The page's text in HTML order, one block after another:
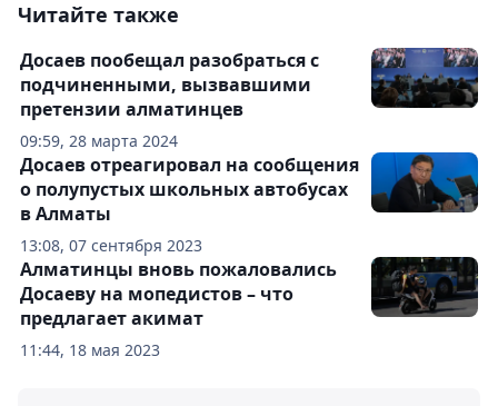
Читайте также
09:59, 28 марта 2024
Досаев пообещал разобраться с
подчиненными, вызвавшими
претензии алматинцев
13:08, 07 сентября 2023
Досаев отреагировал на сообщения
о полупустых школьных автобусах
в Алматы
11:44, 18 мая 2023
Алматинцы вновь пожаловались
Досаеву на мопедистов – что
предлагает акимат